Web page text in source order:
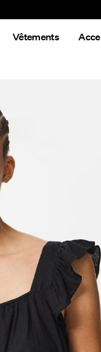
Vêtements